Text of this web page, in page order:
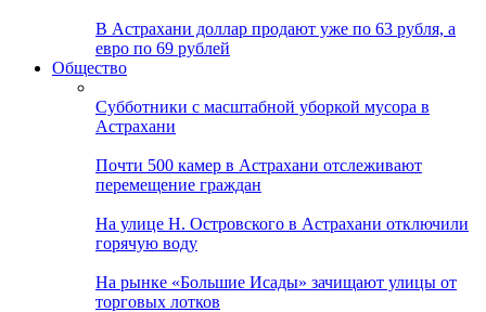
В Астрахани доллар продают уже по 63 рубля, а
евро по 69 рублей
Общество
Субботники с масштабной уборкой мусора в
Астрахани
Почти 500 камер в Астрахани отслеживают
перемещение граждан
На улице Н. Островского в Астрахани отключили
горячую воду
На рынке «Большие Исады» зачищают улицы от
торговых лотков